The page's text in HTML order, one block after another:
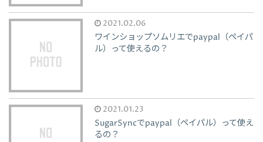
2021.02.06
ワインショップソムリエでpaypal（ペイパ
ル）って使えるの？
2021.01.23
SugarSyncでpaypal（ペイパル）って使え
るの？